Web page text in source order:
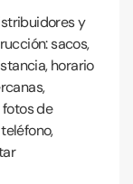
y
sacos,
horario
de